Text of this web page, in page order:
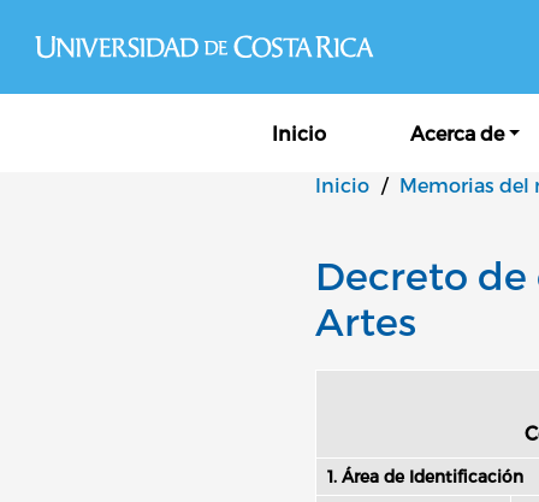
Inicio Acerca de
Inicio / Memorias del
Decreto de
Artes
1. Área de Identificación